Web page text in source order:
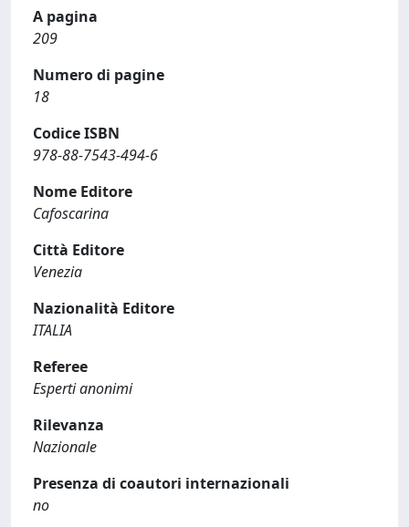
A pagina
209
Numero di pagine
18
Codice ISBN
978-88-7543-494-6
Nome Editore
Cafoscarina
Città Editore
Venezia
Nazionalità Editore
ITALIA
Referee
Esperti anonimi
Rilevanza
Nazionale
Presenza di coautori internazionali
no